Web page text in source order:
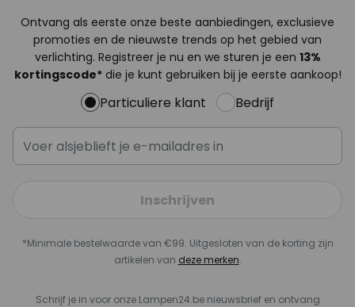
Ontvang als eerste onze beste aanbiedingen, exclusieve
promoties en de nieuwste trends op het gebied van
verlichting. Registreer je nu en we sturen je een 13%
kortingscode*die je kunt gebruiken bij je eerste aankoop!
Particuliere klant Bedrijf
Inschrijven
*Minimale bestelwaarde van €99. Uitgesloten van de korting zijn
artikelen van deze merken.
Schrijf je in voor onze Lampen24.be nieuwsbrief en ontvang